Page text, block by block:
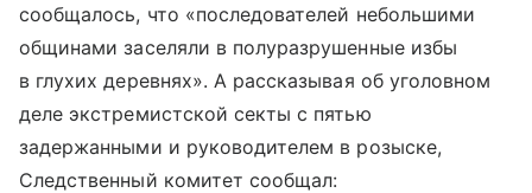
сообщалось, что «последователей небольшими
общинами заселяли в полуразрушенные избы
в глухих деревнях». А рассказывая об уголовном
деле экстремистской секты с пятью
задержанными и руководителем в розыске,
Следственный комитет сообщал: